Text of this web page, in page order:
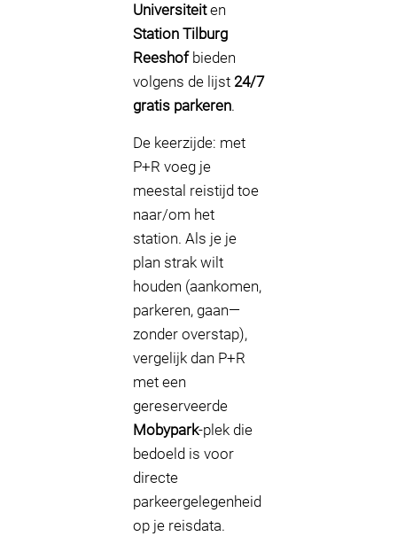
Universiteiten
Station Tilburg
Reeshofbieden
volgens de lijst 24/7
gratis parkeren.
De keerzijde: met
P+R voeg je
meestal reistijd toe
naar/om het
station. Als je je
plan strak wilt
houden (aankomen,
parkeren, gaan—
zonder overstap),
vergelijk dan P+R
met een
gereserveerde
Mobypark-plek die
bedoeld is voor
directe
parkeergelegenheid
op je reisdata.